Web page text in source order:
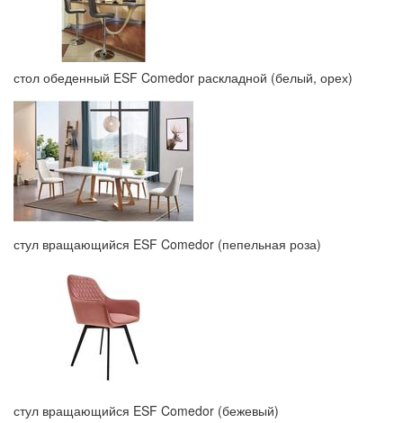
стол обеденный ESF Comedor раскладной (белый, орех)
стул вращающийся ESF Comedor (пепельная роза)
стул вращающийся ESF Comedor (бежевый)